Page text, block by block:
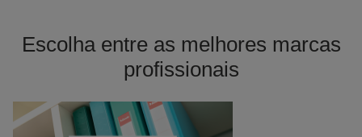
Escolha entre as melhores marcas
profissionais